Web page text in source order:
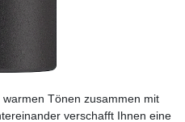
Tönen zusammen mit
verschafft Ihnen eine